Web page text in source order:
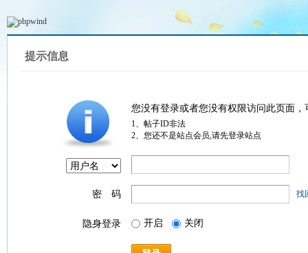
提示信息
您没有登录或者您没有权限访问此页面
1、帖子ID非法
2、您还不是站点会员,请先登录站点
密 码 找
隐身登录 开启 关闭